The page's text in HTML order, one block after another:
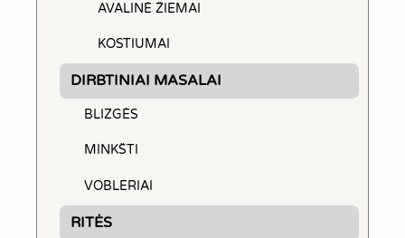
AVALINĖ ŽIEMAI
KOSTIUMAI
DIRBTINIAI MASALAI
BLIZGĖS
MINKŠTI
VOBLERIAI
RITĖS